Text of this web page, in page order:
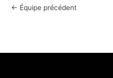
← Équipe précédent